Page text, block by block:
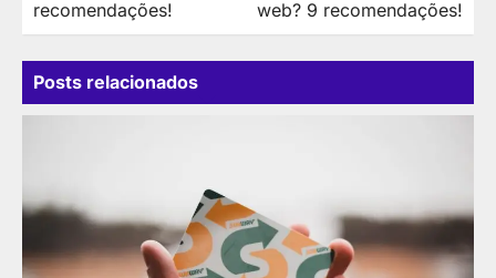
recomendações!
web? 9 recomendações!
Posts relacionados